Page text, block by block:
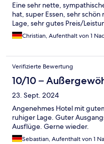
Eine sehr nette,
hat, super Essen, sehr
Lage, sehr gutes Preis/
Christian, Aufenthalt von 1
Verifizierte Bewertung
10/10 –
23. Sept. 2024
Angenehmes Hotel mit
ruhiger Lage. Guter
Ausflüge. Gerne wieder.
Sebastian, Aufenthalt von 1